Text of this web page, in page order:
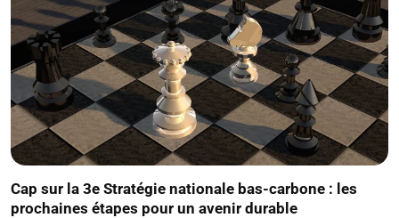
Cap sur la 3e Stratégie nationale bas-carbone : les
prochaines étapes pour un avenir durable